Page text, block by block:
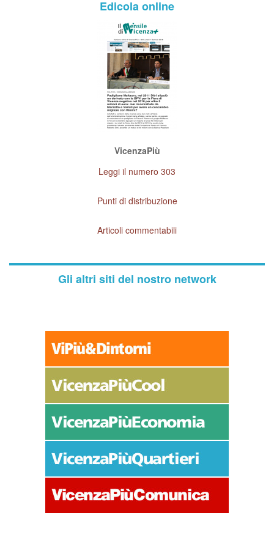
Edicola online
VicenzaPiù
Leggi il numero 303
Punti di distribuzione
Articoli commentabili
Gli altri siti del nostro network